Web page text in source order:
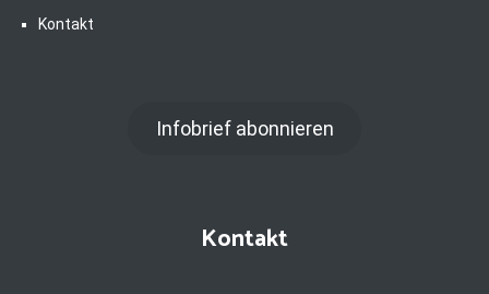
Kontakt
Infobrief abonnieren
Kontakt